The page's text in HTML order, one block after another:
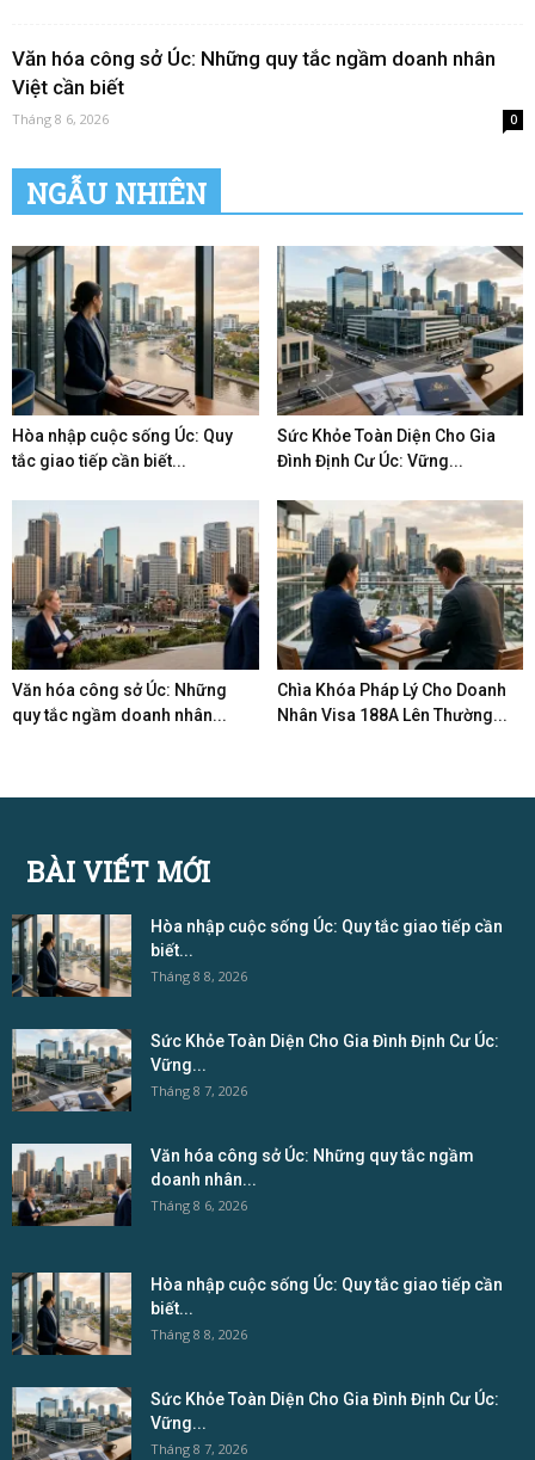
Văn hóa công sở Úc: Những quy tắc ngầm doanh nhân
Việt cần biết
Tháng 8 6, 2026 0
NGẪU NHIÊN
Hòa nhập cuộc sống Úc: Quy
tắc giao tiếp cần biết...
Sức Khỏe Toàn Diện Cho Gia
Đình Định Cư Úc: Vững...
Văn hóa công sở Úc: Những
quy tắc ngầm doanh nhân...
Chìa Khóa Pháp Lý Cho Doanh
Nhân Visa 188A Lên Thường...
BÀI VIẾT MỚI
Hòa nhập cuộc sống Úc: Quy tắc giao tiếp cần
biết...
Tháng 8 8, 2026
Sức Khỏe Toàn Diện Cho Gia Đình Định Cư Úc:
Vững...
Tháng 8 7, 2026
Văn hóa công sở Úc: Những quy tắc ngầm
doanh nhân...
Tháng 8 6, 2026
Hòa nhập cuộc sống Úc: Quy tắc giao tiếp cần
biết...
Tháng 8 8, 2026
Sức Khỏe Toàn Diện Cho Gia Đình Định Cư Úc:
Vững...
Tháng 8 7, 2026